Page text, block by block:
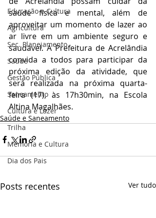
Educação e Cultura
Agricultura
Sec. Planejamento
Saúde
Gestão Pública
Saneamento
Cultura e Lazer
Trilha
Memória e Cultura
Dia dos Pais
saúde física e mental, além de
aproveitar um momento de lazer ao
ar livre em um ambiente seguro e
saudável. A Prefeitura de Acrelândia
convida a todos para participar da
próxima edição da atividade, que
será realizada na próxima quarta-
feira (17), às 17h30min, na Escola
Altina Magalhães.
Saúde e Saneamento
Posts recentes Ver tudo